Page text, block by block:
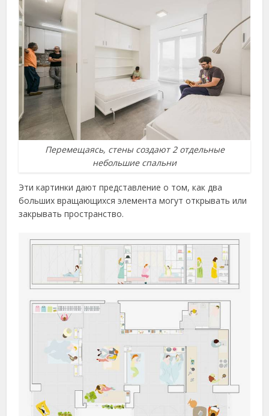
Перемещаясь, стены создают 2 отдельные
небольшие спальни
Эти картинки дают представление о том, как два
больших вращающихся элемента могут открывать или
закрывать пространство.